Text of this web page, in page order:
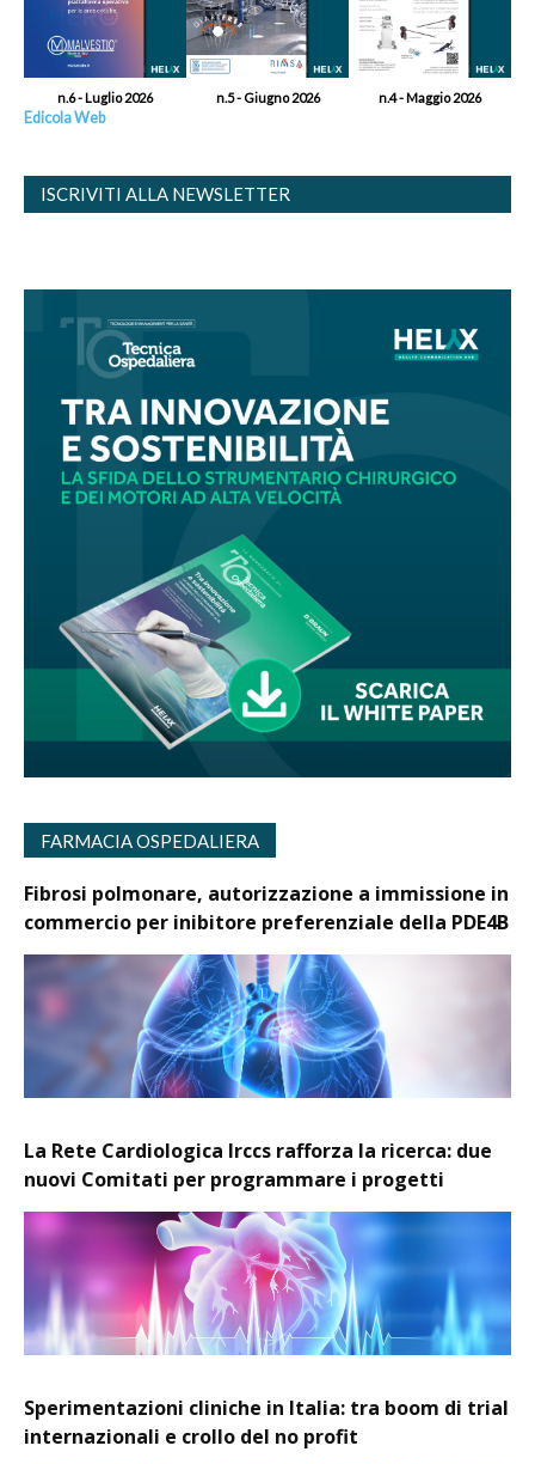
n.6 - Luglio 2026 n.5 - Giugno 2026 n.4 - Maggio 2026
Edicola Web
ISCRIVITI ALLA NEWSLETTER
FARMACIA OSPEDALIERA
Fibrosi polmonare, autorizzazione a immissione in
commercio per inibitore preferenziale della PDE4B
La Rete Cardiologica Irccs rafforza la ricerca: due
nuovi Comitati per programmare i progetti
Sperimentazioni cliniche in Italia: tra boom di trial
internazionali e crollo del no profit